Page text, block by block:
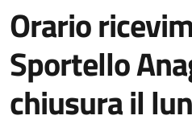
Orario
Sportello
chiusura il